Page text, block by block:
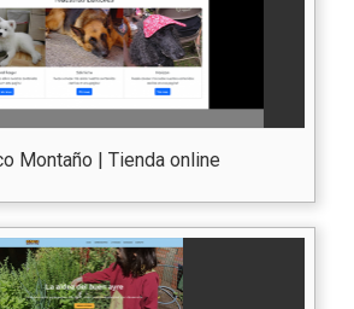
Montaño | Tienda online